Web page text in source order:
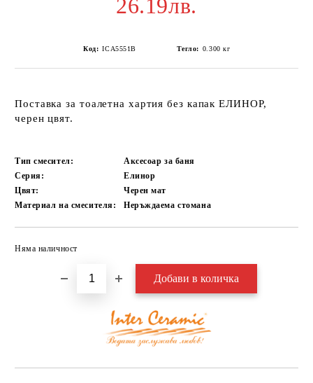
26.19лв.
Код: ICA5551B Тегло: 0.300 кг
Поставка за тоалетна хартия без капак ЕЛИНОР,
черен цвят.
Тип смесител:
Аксесоар за баня
Серия:
Елинор
Цвят:
Черен мат
Материал на смесителя:
Неръждаема стомана
Няма наличност